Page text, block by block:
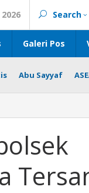
Search
Galeri Pos
Abu Sayyaf